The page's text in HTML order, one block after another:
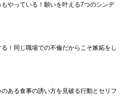
やっている！願いを叶える7つのシンデ
る！同じ職場での不倫だからこそ嫉妬をし
ある食事の誘い方を見破る行動とセリフ